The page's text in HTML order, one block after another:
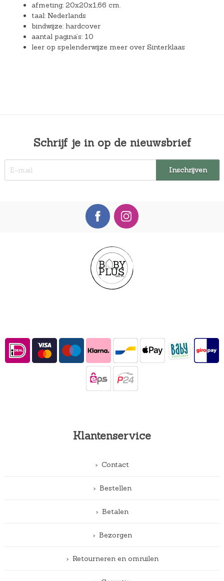
afmeting: 20x20x1,66 cm.
taal: Nederlands
bindwijze: hardcover
aantal pagina’s: 10
leer op spelenderwijze meer over Sinterklaas
Schrijf je in op de nieuwsbrief
Klantenservice
Contact
Bestellen
Betalen
Bezorgen
Retourneren en omruilen